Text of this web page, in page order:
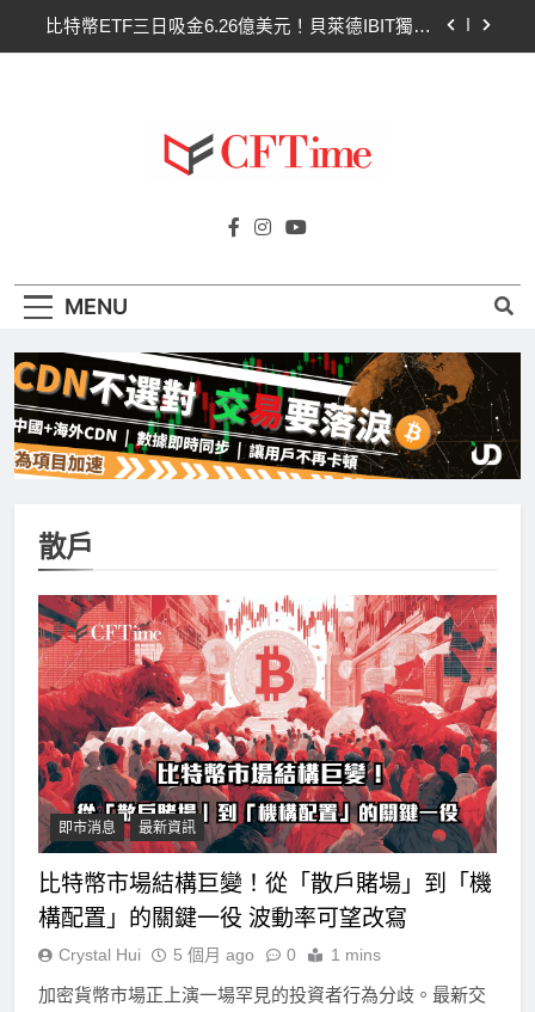
CLARITY法案最後闖關！開發者免責與總統道德條
比特幣收復64000美元！拋售三日即反轉！短期持
有者從恐慌賣出轉為淨買入
CLARITY法案最後闖關！開發者免責與總統道德條
Cftime.io
AI（ChatGPT）、區塊鏈、NFT、加密貨
MENU
散戶
即市消息 最新資訊
比特幣市場結構巨變！從「散戶賭場」到「機
構配置」的關鍵一役 波動率可望改寫
Crystal Hui 5 個月 ago 0 1 mins
加密貨幣市場正上演一場罕見的投資者行為分歧。最新交